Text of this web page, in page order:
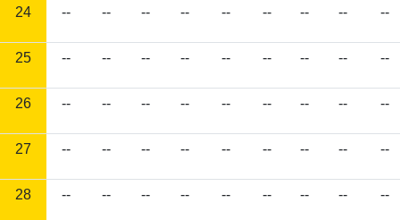
24 -- -- -- -- -- -- -- -- --
25 -- -- -- -- -- -- -- -- --
26 -- -- -- -- -- -- -- -- --
27 -- -- -- -- -- -- -- -- --
28 -- -- -- -- -- -- -- -- --